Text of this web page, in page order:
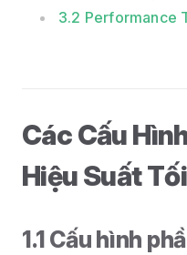
3.2 Performance
Các Cấu
Hiệu Suất
1.1 Cấu hình